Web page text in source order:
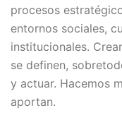
procesos
entornos sociales,
institucionales.
se definen,
y actuar. Hacemos
aportan.